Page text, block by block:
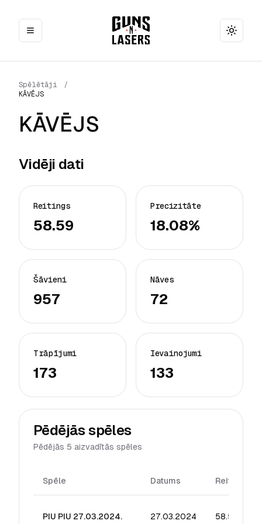
Toggle
Spēlētāji
/
KĀVĒJS
KĀVĒJS
Vidēji dati
Reitings
58.59
Precizitāte
18.08%
Šāvieni
957
Nāves
72
Trāpījumi
173
Ievainojumi
133
Pēdējās spēles
Pēdējās 5 aizvadītās spēles
Spēle Datums Reitings
PIU PIU 27.03.2024. 27.03.2024 58.59